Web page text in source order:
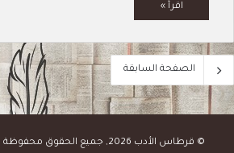
الصفحة السابقة
© قرطاس الأدب 2026, جميع الحقوق محفوظة | Powered by